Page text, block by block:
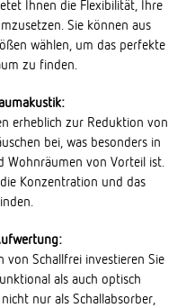
Ihnen die Flexibilität, Ihre
Sie können aus
wählen, um das perfekte
zu finden.
erheblich zur Reduktion von
bei, was besonders in
Wohnräumen von Vorteil ist.
Konzentration und das
von Schallfrei investieren Sie
als auch optisch
nur als Schallabsorber,